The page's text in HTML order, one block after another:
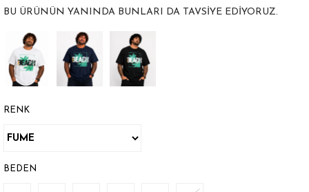
BU ÜRÜNÜN YANINDA BUNLARI DA TAVSIYE EDIYORUZ.
RENK
BEDEN